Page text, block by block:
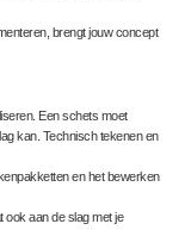
brengt jouw concept
Een schets moet
kan. Technisch tekenen en
en het bewerken
ook aan de slag met je